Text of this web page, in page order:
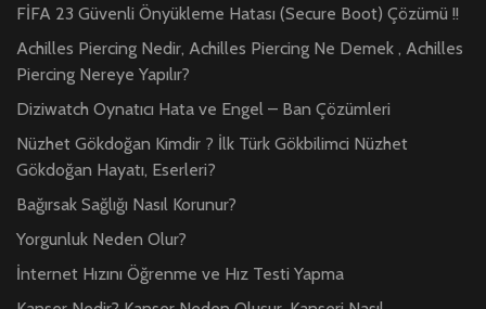
FİFA 23 Güvenli Önyükleme Hatası (Secure Boot) Çözümü !!
Achilles Piercing Nedir, Achilles Piercing Ne Demek , Achilles
Piercing Nereye Yapılır?
Diziwatch Oynatıcı Hata ve Engel – Ban Çözümleri
Nüzhet Gökdoğan Kimdir ? İlk Türk Gökbilimci Nüzhet
Gökdoğan Hayatı, Eserleri?
Bağırsak Sağlığı Nasıl Korunur?
Yorgunluk Neden Olur?
İnternet Hızını Öğrenme ve Hız Testi Yapma